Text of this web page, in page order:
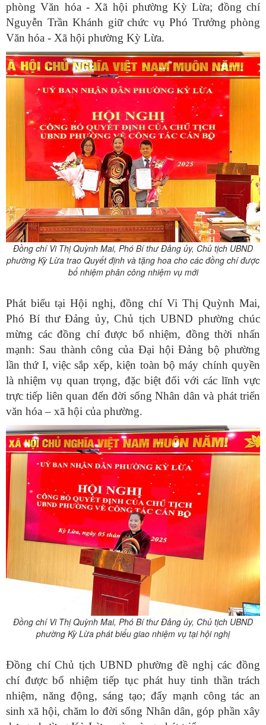
phòng Văn hóa - Xã hội phường Kỳ Lừa; đồng chí
Nguyễn Trần Khánh giữ chức vụ Phó Trưởng phòng
Văn hóa - Xã hội phường Kỳ Lừa.
Đồng chí Vi Thị Quỳnh Mai, Phó Bí thư Đảng ủy, Chủ tịch UBND
phường Kỳ Lừa trao Quyết định và tặng hoa cho các đồng chí được
bổ nhiệm phân công nhiệm vụ mới
Phát biểu tại Hội nghị, đồng chí Vi Thị Quỳnh Mai,
Phó Bí thư Đảng ủy, Chủ tịch UBND phường chúc
mừng các đồng chí được bổ nhiệm, đồng thời nhấn
mạnh: Sau thành công của Đại hội Đảng bộ phường
lần thứ I, việc sắp xếp, kiện toàn bộ máy chính quyền
là nhiệm vụ quan trọng, đặc biệt đối với các lĩnh vực
trực tiếp liên quan đến đời sống Nhân dân và phát triển
văn hóa – xã hội của phường.
Đồng chí Vi Thị Quỳnh Mai, Phó Bí thư Đảng ủy, Chủ tịch UBND
phường Kỳ Lừa phát biểu giao nhiệm vụ tại hội nghị
Đồng chí Chủ tịch UBND phường đề nghị các đồng
chí được bổ nhiệm tiếp tục phát huy tinh thần trách
nhiệm, năng động, sáng tạo; đẩy mạnh công tác an
sinh xã hội, chăm lo đời sống Nhân dân, góp phần xây